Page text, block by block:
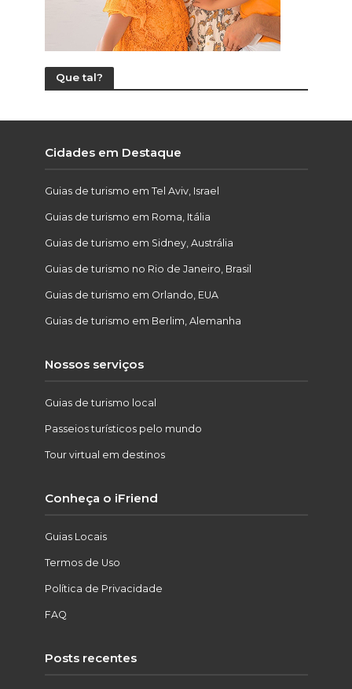
Que tal?
Cidades em Destaque
Guias de turismo em Tel Aviv, Israel
Guias de turismo em Roma, Itália
Guias de turismo em Sidney, Austrália
Guias de turismo no Rio de Janeiro, Brasil
Guias de turismo em Orlando, EUA
Guias de turismo em Berlim, Alemanha
Nossos serviços
Guias de turismo local
Passeios turísticos pelo mundo
Tour virtual em destinos
Conheça o iFriend
Guias Locais
Termos de Uso
Política de Privacidade
FAQ
Posts recentes